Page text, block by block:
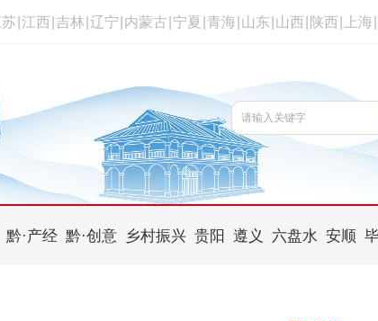
江西 吉林 辽宁 内蒙古 宁夏 青海 山东 山西 陕西 上海
黔·产经 黔·创意 乡村振兴 贵阳 遵义 六盘水 安顺